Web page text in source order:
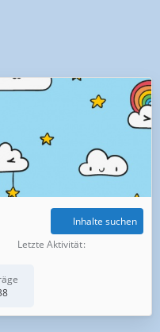
Inhalte suchen
Letzte Aktivität